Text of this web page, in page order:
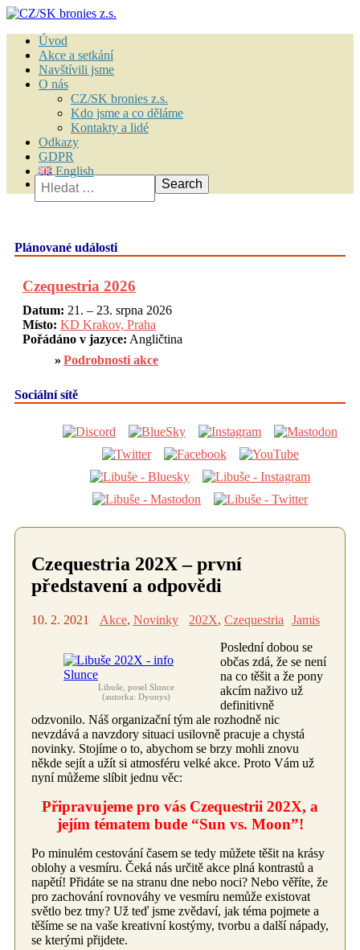
Úvod
Akce a setkání
Navštívili jsme
O nás
CZ/SK bronies z.s.
Kdo jsme a co děláme
Kontakty a lidé
Odkazy
GDPR
English
Vyhledávání
Czequestria 202X – první
představení a odpovědi
10. 2. 2021 Akce, Novinky 202X,Czequestria Jamis
Libuše, posel Slunce
(autorka: Dyonys)
Poslední dobou se
občas zdá, že se není
na co těšit a že pony
akcím naživo už
definitivně
odzvonilo. Náš organizační tým ale rozhodně nic
nevzdává a navzdory situaci usilovně pracuje a chystá
novinky. Stojíme o to, abychom se brzy mohli znovu
někde sejít a užít si atmosféru velké akce. Proto Vám už
nyní můžeme slíbit jednu věc:
Připravujeme pro vás Czequestrii 202X, a
jejím tématem bude “Sun vs. Moon”!
Po minulém cestování časem se tedy můžete těšit na krásy
oblohy a vesmíru. Čeká nás určitě akce plná kontrastů a
napětí! Přidáte se na stranu dne nebo noci? Nebo věříte, že
pro zachování rovnováhy ve vesmíru nemůže existovat
světlo bez tmy? Už teď jsme zvědaví, jak téma pojmete a
těšíme se na vaše kreativní kostýmy, tvorbu a další nápady,
se kterými přijdete.
Plánované události
Czequestria 2026
Datum: 21. – 23. srpna 2026
Místo: KD Krakov, Praha
Pořádáno v jazyce: Angličtina
Podrobnosti akce
Sociální sítě